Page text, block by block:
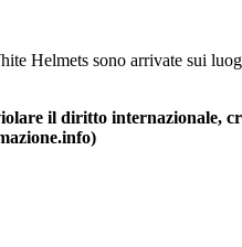
Helmets sono arrivate sui
il diritto internazionale,